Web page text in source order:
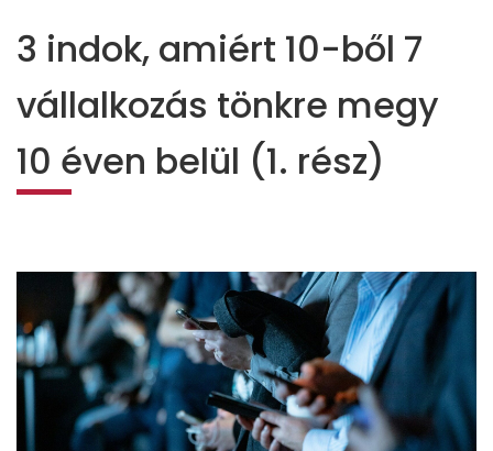
3 indok, amiért 10-ből 7
vállalkozás tönkre megy
10 éven belül (1. rész)